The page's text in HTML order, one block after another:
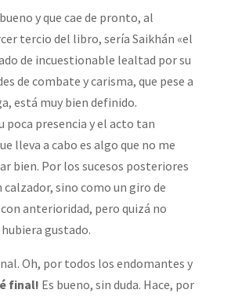
y que cae de pronto, al
tercio del libro, sería Saikhán «el
de incuestionable lealtad por su
de combate y carisma, que pese a
está muy bien definido.
poca presencia y el acto tan
lleva a cabo es algo que no me
bien. Por los sucesos posteriores
calzador, sino como un giro de
anterioridad, pero quizá no
gustado.
Oh, por todos los endomantes y
final! Es bueno, sin duda. Hace, por